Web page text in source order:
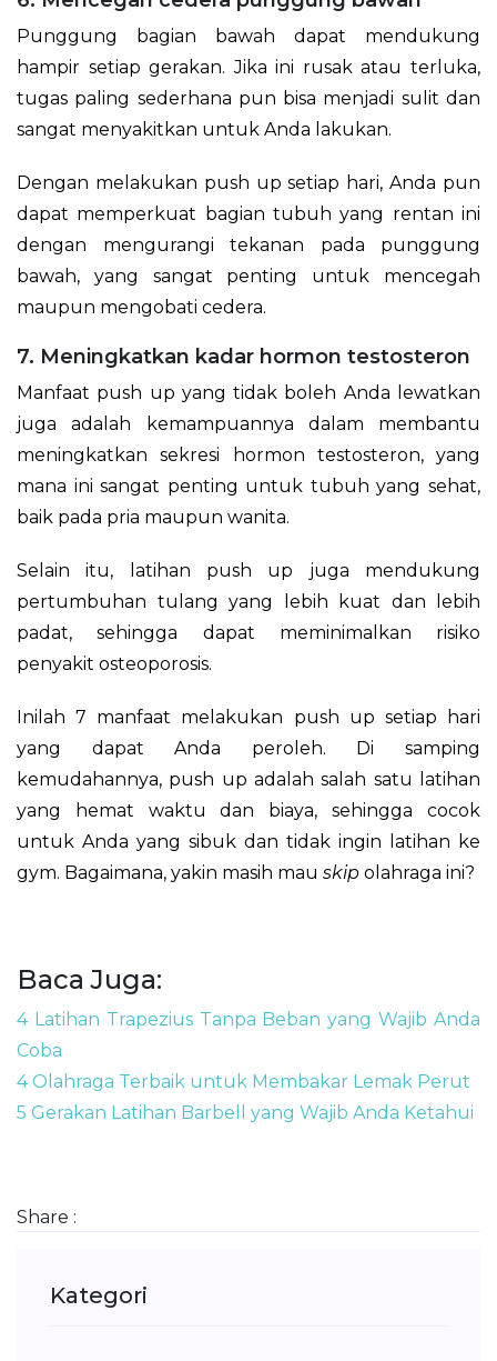
Punggung bagian bawah dapat mendukung
hampir setiap gerakan. Jika ini rusak atau terluka,
tugas paling sederhana pun bisa menjadi sulit dan
sangat menyakitkan untuk Anda lakukan.
Dengan melakukan push up setiap hari, Anda pun
dapat memperkuat bagian tubuh yang rentan ini
dengan mengurangi tekanan pada punggung
bawah, yang sangat penting untuk mencegah
maupun mengobati cedera.
7. Meningkatkan kadar hormon testosteron
Manfaat push up yang tidak boleh Anda lewatkan
juga adalah kemampuannya dalam membantu
meningkatkan sekresi hormon testosteron, yang
mana ini sangat penting untuk tubuh yang sehat,
baik pada pria maupun wanita.
Selain itu, latihan push up juga mendukung
pertumbuhan tulang yang lebih kuat dan lebih
padat, sehingga dapat meminimalkan risiko
penyakit osteoporosis.
Inilah 7 manfaat melakukan push up setiap hari
yang dapat Anda peroleh. Di samping
kemudahannya, push up adalah salah satu latihan
yang hemat waktu dan biaya, sehingga cocok
untuk Anda yang sibuk dan tidak ingin latihan ke
gym. Bagaimana, yakin masih mau skip olahraga ini?
Baca Juga:
4 Latihan Trapezius Tanpa Beban yang Wajib Anda
Coba
4 Olahraga Terbaik untuk Membakar Lemak Perut
5 Gerakan Latihan Barbell yang Wajib Anda Ketahui
Share :
Kategori